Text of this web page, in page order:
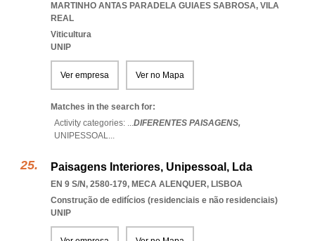
MARTINHO ANTAS PARADELA GUIAES SABROSA, VILA
REAL
Viticultura
UNIP
Ver empresa Ver no Mapa
Matches in the search for:
Activity categories: ...DIFERENTES PAISAGENS,
UNIPESSOAL...
Paisagens Interiores, Unipessoal, Lda
EN 9 S/N, 2580-179, MECA ALENQUER, LISBOA
Construção de edifícios (residenciais e não residenciais)
UNIP